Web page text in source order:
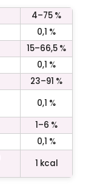
4–75 %
0,1 %
15–66,5 %
0,1 %
23–91 %
0,1 %
1–6 %
0,1 %
1 kcal